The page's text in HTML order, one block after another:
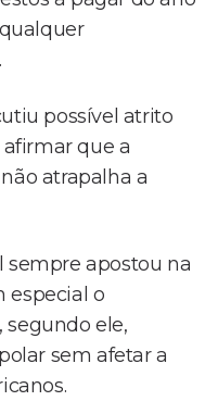
possível atrito
afirmar que a
atrapalha a
sempre apostou na
especial o
segundo ele,
sem afetar a